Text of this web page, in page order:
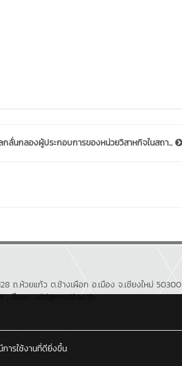
กลั่นกลองผู้ประกอบการของหน่วยวิสาหกิจในสถา...
ถ.ห้วยแก้ว ต.ช้างเผือก อ.เมือง จ.เชียงใหม่ 50300
, อีเมล : ubi@rmutl.ac.th
การใช้งานที่ดียิ่งขึ้น